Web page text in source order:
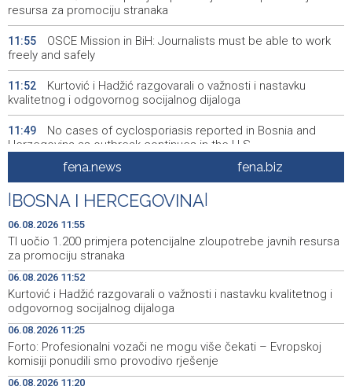
resursa za promociju stranaka
11:55
OSCE Mission in BiH: Journalists must be able to work
freely and safely
11:52
Kurtović i Hadžić razgovarali o važnosti i nastavku
kvalitetnog i odgovornog socijalnog dijaloga
11:49
No cases of cyclosporiasis reported in Bosnia and
Herzegovina as outbreak continues in the U.S.
OSCE: Ruska Federacija nastavlja kršiti međunarodne
obaveze na zabrinjavajući način
11:42
Ministarstvo civilnih poslova BiH unaprijedilo sustav
registracije sportskih organizacija
11:38
Najmanje 21 osoba je umrla u Južnoj Koreji u toplotnom
talasu
11:34
Central Bank of Bosnia and Herzegovina officially
applies for SEPA membership
11:25
Forto: Profesionalni vozači ne mogu više čekati –
Evropskoj komisiji ponudili smo provodivo rješenje
fena.news fena.biz
BOSNA I HERCEGOVINA
06.08.2026 11:55
TI uočio 1.200 primjera potencijalne zloupotrebe javnih resursa
za promociju stranaka
06.08.2026 11:52
Kurtović i Hadžić razgovarali o važnosti i nastavku kvalitetnog i
odgovornog socijalnog dijaloga
06.08.2026 11:25
Forto: Profesionalni vozači ne mogu više čekati – Evropskoj
komisiji ponudili smo provodivo rješenje
06.08.2026 11:20